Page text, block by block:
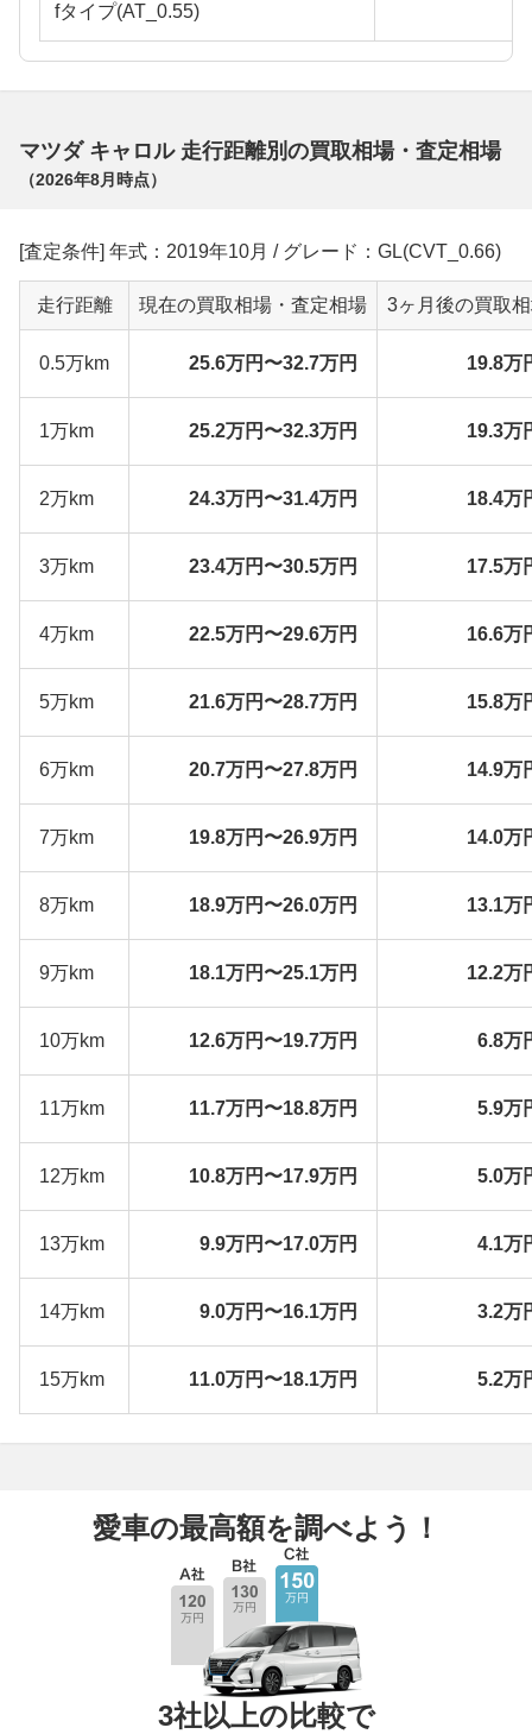
fタイプ(AT_0.55)
マツダ キャロル 走行距離別の買取相場・査定相場
（2026年8月 時点）
[査定条件] 年式：2019年10月 / グレード：GL(CVT_0.66)
走行距離 現在の買取相場・査定相場 3ヶ月後の買取
0.5万km 25.6万円〜32.7万円 19.8万
1万km 25.2万円〜32.3万円 19.3万
2万km 24.3万円〜31.4万円 18.4万
3万km 23.4万円〜30.5万円 17.5万
4万km 22.5万円〜29.6万円 16.6万
5万km 21.6万円〜28.7万円 15.8万
6万km 20.7万円〜27.8万円 14.9万
7万km 19.8万円〜26.9万円 14.0万
8万km 18.9万円〜26.0万円 13.1万
9万km 18.1万円〜25.1万円 12.2万
10万km 12.6万円〜19.7万円 6.8万
11万km 11.7万円〜18.8万円 5.9万
12万km 10.8万円〜17.9万円 5.0万
13万km 9.9万円〜17.0万円 4.1万
14万km 9.0万円〜16.1万円 3.2万
15万km 11.0万円〜18.1万円 5.2万
愛車の最高額を調べよう！
3社以上の比較で